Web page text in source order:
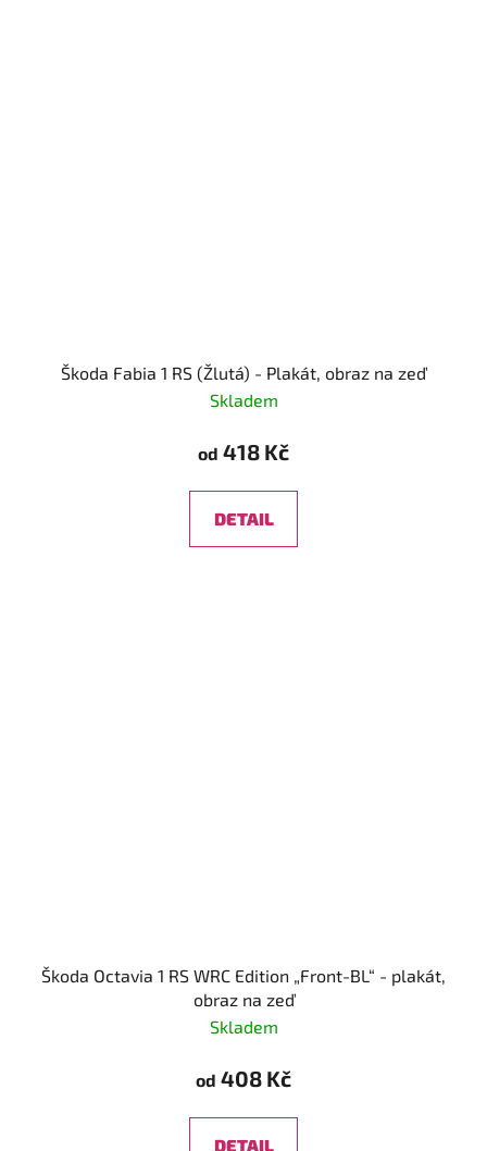
Škoda Fabia 1 RS (Žlutá) - Plakát, obraz na zeď
Skladem
od 418 Kč
DETAIL
Škoda Octavia 1 RS WRC Edition „Front-BL“ - plakát,
obraz na zeď
Skladem
od 408 Kč
DETAIL